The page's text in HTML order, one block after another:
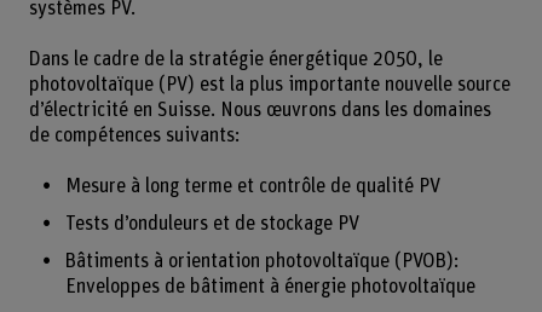
systèmes PV.
Dans le cadre de la stratégie énergétique 2050, le
photovoltaïque (PV) est la plus importante nouvelle source
d’électricité en Suisse. Nous œuvrons dans les domaines
de compétences suivants:
Mesure à long terme et contrôle de qualité PV
Tests d’onduleurs et de stockage PV
Bâtiments à orientation photovoltaïque (PVOB):
Enveloppes de bâtiment à énergie photovoltaïque